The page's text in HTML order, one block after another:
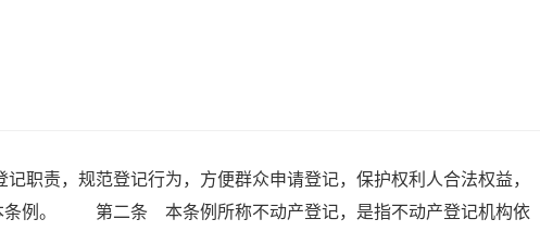
规范登记行为，方便群众申请登记，保护权利人合法权益，
条例。 第二条 本条例所称不动产登记，是指不动产登记机构依